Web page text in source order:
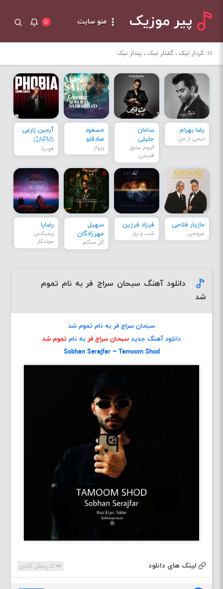
پیر موزیک منو سایت ۵
کردار نیک ، گفتار نیک ، پندار نیک
رضا بهرام
نیمی از من
سامان
جلیلی
آلبوم عشق
قدیمی
مسعود
صادقلو
پرواز
آرمین زارعی
(2AFM)
فوبیا
مازیار فلاحی
عروسی
فرزاد فرزین
شب و روز
سهیل
مهرزادگان
گل سنگم
رضایا
ریمیکس
موندگار
دانلود آهنگ سبحان سراج فر به نام تموم
شد
سبحان سراج فر به نام تموم شد
دانلود آهنگ جدید سبحان سراج فر به نام تموم شد
Sobhan Serajfar – Tamoom Shod
لینک های دانلود کد پخش آنلاین